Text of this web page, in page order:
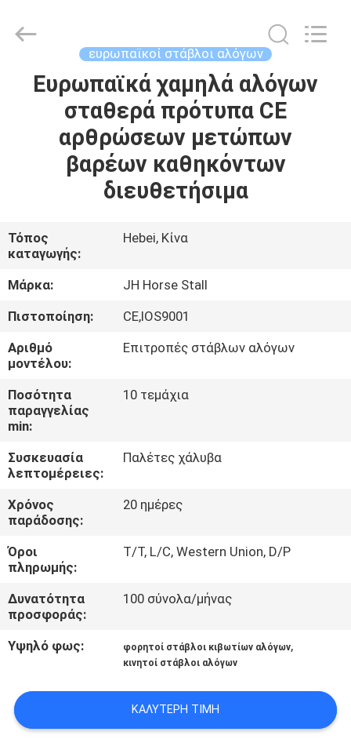
ΣΠΊΤΙ
ΠΡΟΪΌΝΤΑ
ΠΕΡΊΠΟΥ
ΓΎΡΟΣ
ΕΡΓΟΣΤΑΣΊΩΝ
ΠΟΙΟΤΙΚΌΣ
ΈΛΕΓΧΟΣ
ΜΑΣ
ΣΕ
ΕΠΑΦΉ
ΜΕ
ΖΗΤΉΣΤΕ
ΈΝΑ
ΑΠΌΣΠΑΣΜΑ
ΠΟΛΙΤΙΚΉ
products
ευρωπαϊκοί στάβλοι αλόγων
Ευρωπαϊκά χαμηλά αλόγων
σταθερά πρότυπα CE
αρθρώσεων μετώπων
βαρέων καθηκόντων
διευθετήσιμα
Τόπος
καταγωγής:
Hebei, Κίνα
Μάρκα:
JH Horse Stall
Πιστοποίηση:
CE,IOS9001
Αριθμό
μοντέλου:
Επιτροπές στάβλων αλόγων
Ποσότητα
παραγγελίας
min:
10 τεμάχια
Συσκευασία
λεπτομέρειες:
Παλέτες χάλυβα
Χρόνος
παράδοσης:
20 ημέρες
Όροι
πληρωμής:
T/T, L/C, Western Union, D/P
Δυνατότητα
προσφοράς:
100 σύνολα/μήνας
Υψηλό φως: φορητοί στάβλοι κιβωτίων αλόγων,
κινητοί στάβλοι αλόγων
ΚΑΛΎΤΕΡΗ ΤΙΜΉ